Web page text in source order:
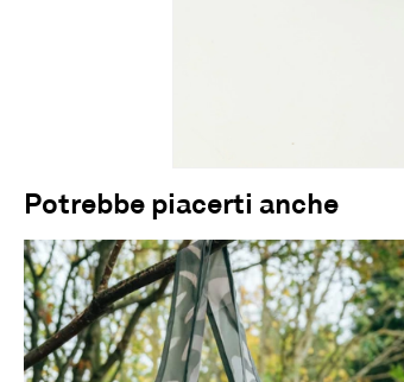
Potrebbe piacerti anche